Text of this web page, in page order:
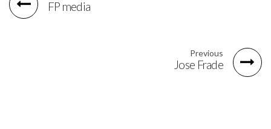
FP media
Previous
Jose Frade